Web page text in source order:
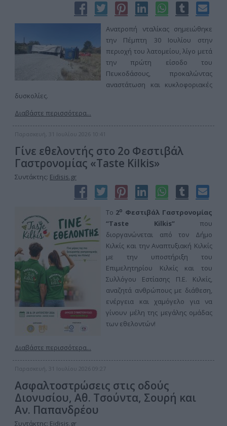
Ανατροπή νταλίκας σημειώθηκε
την Πέμπτη 30 Ιουλίου στην
περιοχή του λατομείου, λίγο μετά
την πρώτη είσοδο του
Πευκοδάσους, προκαλώντας
αναστάτωση και κυκλοφοριακές
δυσκολίες.
Διαβάστε περισσότερα...
Παρασκευή, 31 Ιουλίου 2026 10:41
Γίνε εθελοντής στο 2ο Φεστιβάλ
Γαστρονομίας «Taste Kilkis»
Συντάκτης: Eidisis.gr
Το 2ο Φεστιβάλ Γαστρονομίας
“Taste Kilkis” που
διοργανώνεται από τον Δήμο
Κιλκίς και την Αναπτυξιακή Κιλκίς
με την υποστήριξη του
Επιμελητηρίου Κιλκίς και του
Συλλόγου Εστίασης Π.Ε. Κιλκίς,
αναζητά ανθρώπους με διάθεση,
ενέργεια και χαμόγελο για να
γίνουν μέλη της μεγάλης ομάδας
των εθελοντών!
Διαβάστε περισσότερα...
Παρασκευή, 31 Ιουλίου 2026 09:27
Ασφαλτοστρώσεις στις οδούς
Διονυσίου, Αθ. Τσούντα, Σουρή και
Αν. Παπανδρέου
Συντάκτης: Eidisis.gr